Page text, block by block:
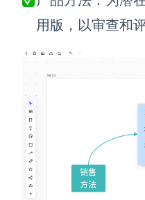
用版，以审查和